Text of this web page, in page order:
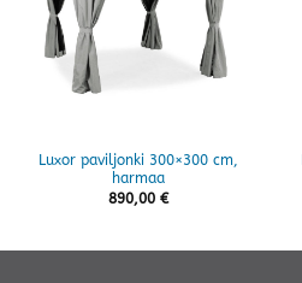
Luxor paviljonki 300×300 cm,
harmaa
890,00 €